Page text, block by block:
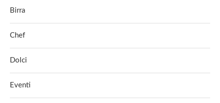
Birra
Chef
Dolci
Eventi